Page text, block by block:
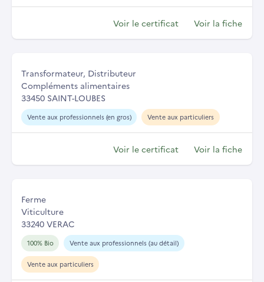
Voir le certificat Voir la fiche
Transformateur, Distributeur
Compléments alimentaires
33450 SAINT-LOUBES
Vente aux professionnels (en gros) Vente aux particuliers
Voir le certificat Voir la fiche
Ferme
Viticulture
33240 VERAC
100% Bio Vente aux professionnels (au détail)
Vente aux particuliers